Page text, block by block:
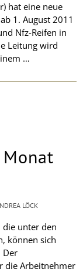
hat eine neue
1. August 2011
Nfz-Reifen in
Leitung wird
…
die unter den
können sich
Der
die Arbeitnehmer
LÖCK